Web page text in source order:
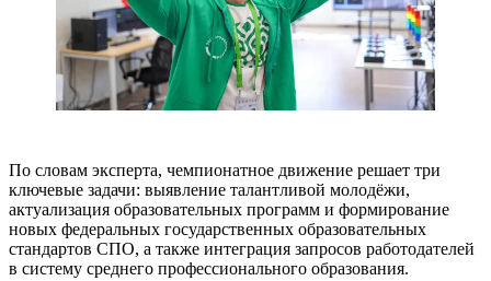
По словам эксперта, чемпионатное движение решает три
ключевые задачи: выявление талантливой молодёжи,
актуализация образовательных программ и формирование
новых федеральных государственных образовательных
стандартов СПО, а также интеграция запросов работодателей
в систему среднего профессионального образования.